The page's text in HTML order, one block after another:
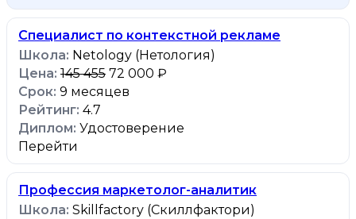
Специалист по контекстной рекламе
Netology (Нетология)
145 455 72 000 ₽
9 месяцев
4.7
Удостоверение
Перейти
Профессия маркетолог-аналитик
Skillfactory (Скиллфактори)